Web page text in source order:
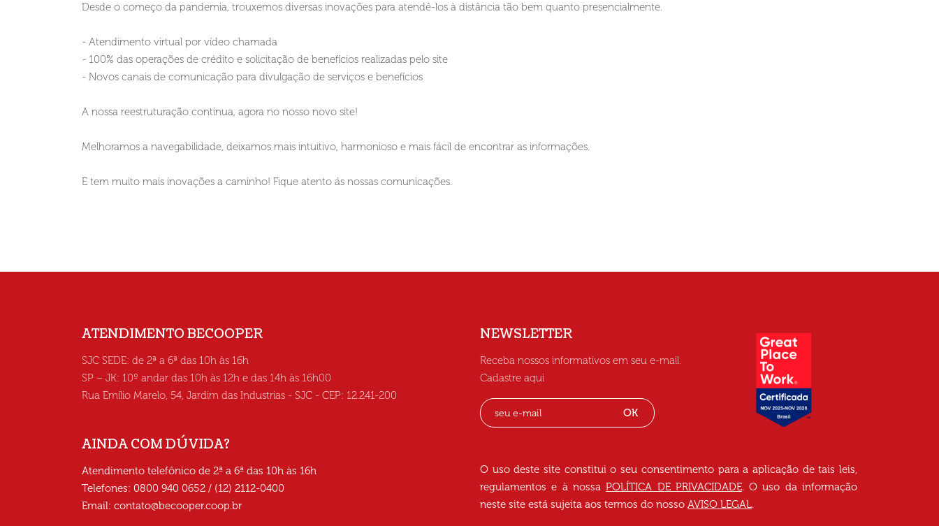
Desde o começo da pandemia, trouxemos diversas inovações para atendê-los à distância tão bem quanto presencialmente.
- Atendimento virtual por vídeo chamada
- 100% das operações de crédito e solicitação de benefícios realizadas pelo site
- Novos canais de comunicação para divulgação de serviços e benefícios
A nossa reestruturação continua, agora no nosso novo site!
Melhoramos a navegabilidade, deixamos mais intuitivo, harmonioso e mais fácil de encontrar as informações.
E tem muito mais inovações a caminho! Fique atento ás nossas comunicações.
ATENDIMENTO BECOOPER
SJC SEDE: de 2ª a 6ª das 10h às 16h
SP – JK: 10º andar das 10h às 12h e das 14h às 16h00
Rua Emílio Marelo, 54, Jardim das Industrias - SJC - CEP: 12.241-200
AINDA COM DÚVIDA?
Atendimento telefônico de 2ª a 6ª das 10h às 16h
Telefones: 0800 940 0652 / (12) 2112-0400
Email: contato@becooper.coop.br
NEWSLETTER
Receba nossos informativos em seu e-mail.
Cadastre aqui
OK
O uso deste site constitui o seu consentimento para a aplicação de tais leis,
regulamentos e à nossaPOLÍTICA DE PRIVACIDADE. O uso da informação
neste site está sujeita aos termos do nosso AVISO LEGAL.